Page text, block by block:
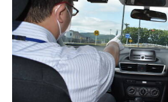
学校案内
本校の特徴
お客様の声を実現
アクセスマップ